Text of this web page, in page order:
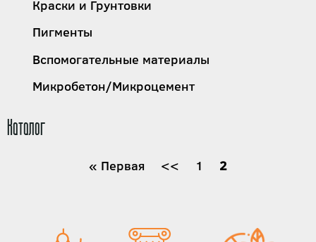
Каталог
НумерацияПервая
« Первая ←
<< Страница
1
Текущая
2
Краски и Грунтовки
Пигменты
Вспомогательные материалы
Микробетон/Микроцемент